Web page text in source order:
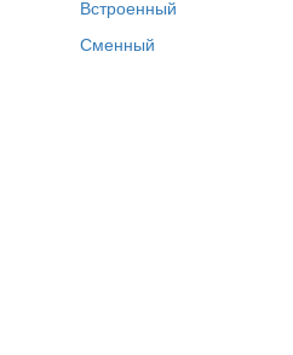
Встроенный
Сменный